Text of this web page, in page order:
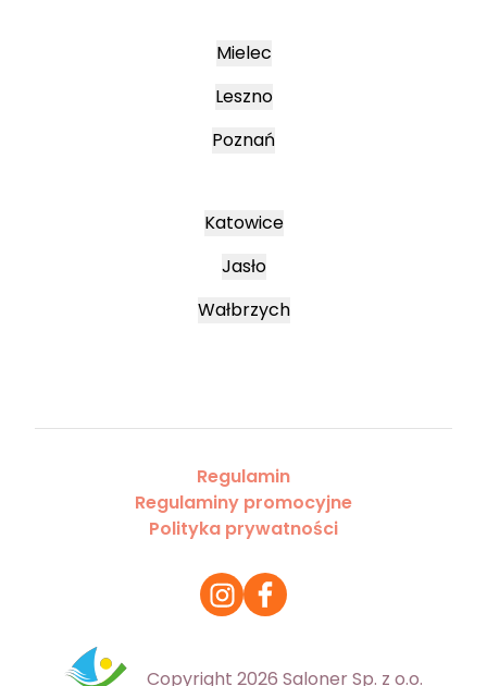
Mielec
Leszno
Poznań
Katowice
Jasło
Wałbrzych
Regulamin
Regulaminy promocyjne
Polityka prywatności
Copyright 2026 Saloner Sp. z o.o.